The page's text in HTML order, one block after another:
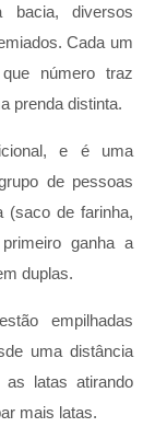
bacia, diversos
Cada um
número traz
prenda distinta.
e é uma
de pessoas
(saco de farinha,
ganha a
duplas.
empilhadas
uma distância
as latas atirando
mais latas.